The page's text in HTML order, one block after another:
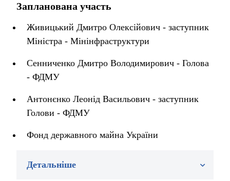
Запланована участь
Живицький Дмитро Олексійович - заступник
Міністра - Мінінфраструктури
Сенниченко Дмитро Володимирович - Голова
- ФДМУ
Антонєнко Леонід Васильович - заступник
Голови - ФДМУ
Фонд державного майна України
Детальніше